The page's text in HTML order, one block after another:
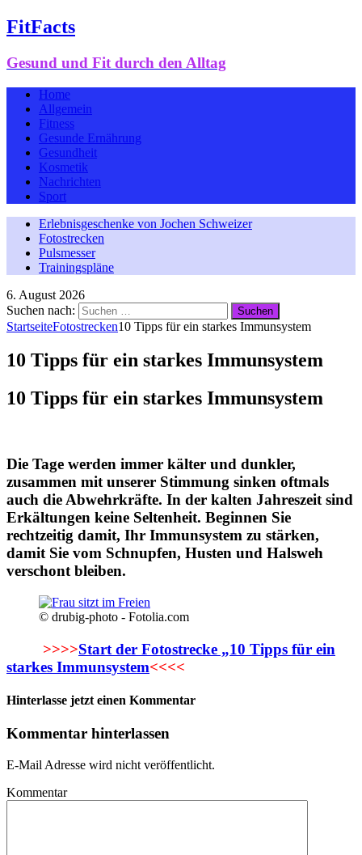
FitFacts
Gesund und Fit durch den Alltag
Home
Allgemein
Fitness
Gesunde Ernährung
Gesundheit
Kosmetik
Nachrichten
Sport
Erlebnisgeschenke von Jochen Schweizer
Fotostrecken
Pulsmesser
Trainingspläne
6. August 2026
Suchen nach:
StartseiteFotostrecken10 Tipps für ein starkes Immunsystem
10 Tipps für ein starkes Immunsystem
10 Tipps für ein starkes Immunsystem
Die Tage werden immer kälter und dunkler,
zusammen mit unserer Stimmung sinken oftmals
auch die Abwehrkräfte. In der kalten Jahreszeit sind
Erkältungen keine Seltenheit. Beginnen Sie
rechtzeitig damit, Ihr Immunsystem zu stärken,
damit Sie vom Schnupfen, Husten und Halsweh
verschont bleiben.
© drubig-photo - Fotolia.com
>>>>Start der Fotostrecke „10 Tipps für ein
starkes Immunsystem<<<<
Hinterlasse jetzt einen Kommentar
Kommentar hinterlassen
E-Mail Adresse wird nicht veröffentlicht.
Kommentar